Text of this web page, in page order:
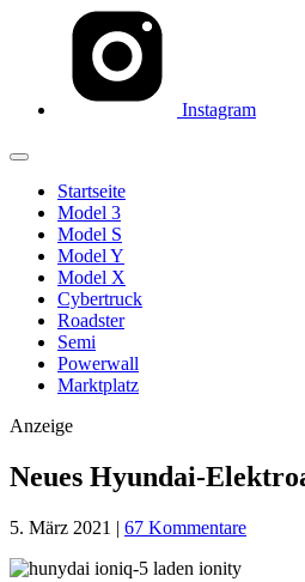
Instagram
Startseite
Model 3
Model S
Model Y
Model X
Cybertruck
Roadster
Semi
Powerwall
Marktplatz
Anzeige
Neues Hyundai-
5. März 2021 | 67 Kommentare